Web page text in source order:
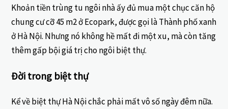
Khoản tiền trùng tu ngôi nhà ấy đủ mua một chục căn hộ
chung cư cỡ 45 m2 ở Ecopark, được gọi là Thành phố xanh
ở Hà Nội. Nhưng nó không hề mất đi một xu, mà còn tăng
thêm gấp bội giá trị cho ngôi biệt thự.
Đời trong biệt thự
Kể về biệt thự Hà Nội chắc phải mất vô số ngày đêm nữa.